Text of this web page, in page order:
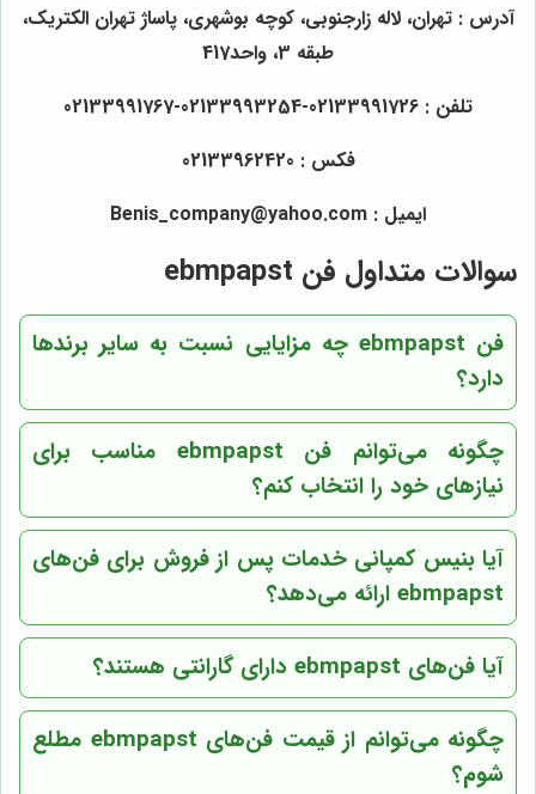
آدرس : تهران، لاله زارجنوبی، کوچه بوشهری، پاساژ تهران الکتریک،
طبقه 3، واحد417
تلفن : 02133991726-02133993254-02133991767
فکس : 02133962420
ایمیل : Benis_company@yahoo.com
سوالات متداول فن ebmpapst
فن ebmpapst چه مزایایی نسبت به سایر برندها
دارد؟
چگونه می‌توانم فن ebmpapst مناسب برای
نیازهای خود را انتخاب کنم؟
آیا بنیس کمپانی خدمات پس از فروش برای فن‌های
ebmpapst ارائه می‌دهد؟
آیا فن‌های ebmpapst دارای گارانتی هستند؟
چگونه می‌توانم از قیمت فن‌های ebmpapst مطلع
شوم؟